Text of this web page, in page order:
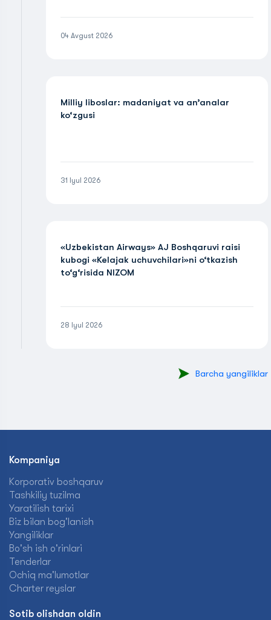
04 Avgust 2026
Milliy liboslar: madaniyat va an’analar
ko‘zgusi
31 Iyul 2026
«Uzbekistan Airways» AJ Boshqaruvi raisi
kubogi «Kelajak uchuvchilari»ni o‘tkazish
to‘g‘risida NIZOM
28 Iyul 2026
Barcha yangiliklar
Kompaniya
Korporativ boshqaruv
Tashkiliy tuzilma
Yaratilish tarixi
Biz bilan bog'lanish
Yangiliklar
Bo'sh ish o'rinlari
Tenderlar
Ochiq ma'lumotlar
Charter reyslar
Sotib olishdan oldin